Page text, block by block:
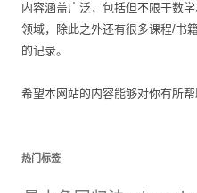
内容涵盖广泛，包括但不限于数
领域，除此之外还有很多课程/书
的记录。
希望本网站的内容能够对你有所帮
热门标签